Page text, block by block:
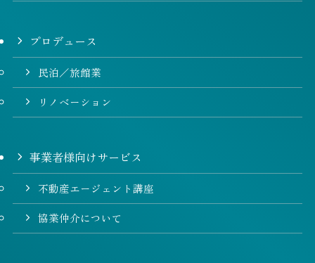
プロデュース
民泊／旅館業
リノベーション
事業者様向けサービス
不動産エージェント講座
協業仲介について